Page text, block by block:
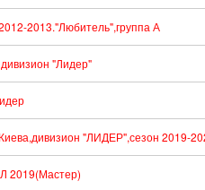
2013."Любитель",группа А
"Лидер"
"ЛИДЕР",сезон 2019-
2019(Мастер)